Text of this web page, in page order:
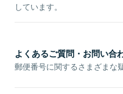
しています。
よくあるご質問・お問い合
郵便番号に関するさまざまな